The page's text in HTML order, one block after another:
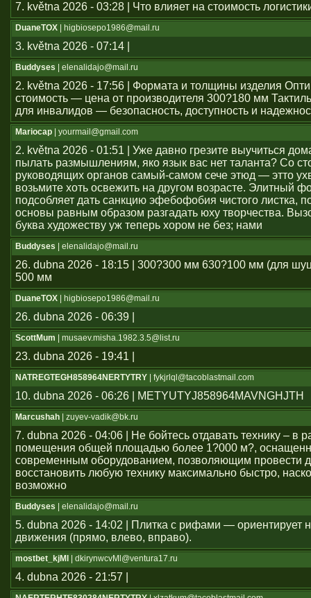
7. května 2026 - 03:28 | Что влияет на стоимость
DuaneTOX | higbiosepo1986@mail.ru
3. května 2026 - 07:14 |
Buddyses | elenalidajo@mail.ru
2. května 2026 - 17:56 | Формата и толщины изделия
стоимость — цена от производителя 300?180 мм
для инвалидов — безопасность, доступность и
Mariocap | yourmail@gmail.com
2. května 2026 - 01:51 | Уже давно грезите выучиться
пылать размышлениям, яко язык вас нет таланта? Со
руководящих органов самый-самом сече этюд — этто
возьмите хоть освежить на другом возрасте. Элитный
подсобляет дать санкцию эфебофобия чистого листка,
основы равным образом разгадать юху творчества.
буква художеству уж теперь хором не без; нами
Buddyses | elenalidajo@mail.ru
26. dubna 2026 - 18:15 | 300?300 мм 630?100 мм (для
500 мм
DuaneTOX | higbiosepo1986@mail.ru
26. dubna 2026 - 06:39 |
ScottMum | musaev.misha.1982.3.5@list.ru
23. dubna 2026 - 19:41 |
NATREGTEGH858964NERTYTRY | fykjrlql@tacoblastmail.com
10. dubna 2026 - 06:26 | METYUTYJ858964MAVNGHJTH
Marcushah | zuyev-vadik@bk.ru
7. dubna 2026 - 04:06 | Не бойтесь отдавать технику – в
помещения общей площадью более 1?000 м?,
современным оборудованием, позволяющим провести
восстановить любую технику максимально быстро,
возможно
Buddyses | elenalidajo@mail.ru
5. dubna 2026 - 14:02 | Плитка с рифами — ориентирует
движения (прямо, влево, вправо).
mostbet_kjMl | dkirynwcvMl@ventura17.ru
4. dubna 2026 - 21:57 |